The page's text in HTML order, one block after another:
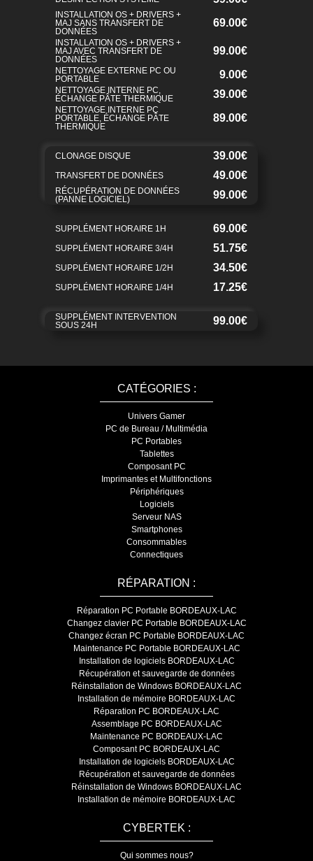
INSTALLATION OS + DRIVERS +
MAJ SANS TRANSFERT DE
DONNÉES
69.00€
INSTALLATION OS + DRIVERS +
MAJ AVEC TRANSFERT DE
DONNÉES
99.00€
NETTOYAGE EXTERNE PC OU
PORTABLE
9.00€
NETTOYAGE INTERNE PC,
ÉCHANGE PÂTE THERMIQUE
39.00€
NETTOYAGE INTERNE PC
PORTABLE, ÉCHANGE PÂTE
THERMIQUE
89.00€
CLONAGE DISQUE 39.00€
TRANSFERT DE DONNÉES 49.00€
RÉCUPÉRATION DE DONNÉES
(PANNE LOGICIEL)
99.00€
SUPPLÉMENT HORAIRE 1H 69.00€
SUPPLÉMENT HORAIRE 3/4H 51.75€
SUPPLÉMENT HORAIRE 1/2H 34.50€
SUPPLÉMENT HORAIRE 1/4H 17.25€
SUPPLÉMENT INTERVENTION
SOUS 24H
99.00€
CATÉGORIES :
Univers Gamer
PC de Bureau / Multimédia
PC Portables
Tablettes
Composant PC
Imprimantes et Multifonctions
Périphériques
Logiciels
Serveur NAS
Smartphones
Consommables
Connectiques
RÉPARATION :
Réparation PC Portable BORDEAUX-LAC
Changez clavier PC Portable BORDEAUX-LAC
Changez écran PC Portable BORDEAUX-LAC
Maintenance PC Portable BORDEAUX-LAC
Installation de logiciels BORDEAUX-LAC
Récupération et sauvegarde de données
Réinstallation de Windows BORDEAUX-LAC
Installation de mémoire BORDEAUX-LAC
Réparation PC BORDEAUX-LAC
Assemblage PC BORDEAUX-LAC
Maintenance PC BORDEAUX-LAC
Composant PC BORDEAUX-LAC
Installation de logiciels BORDEAUX-LAC
Récupération et sauvegarde de données
Réinstallation de Windows BORDEAUX-LAC
Installation de mémoire BORDEAUX-LAC
CYBERTEK :
Qui sommes nous?